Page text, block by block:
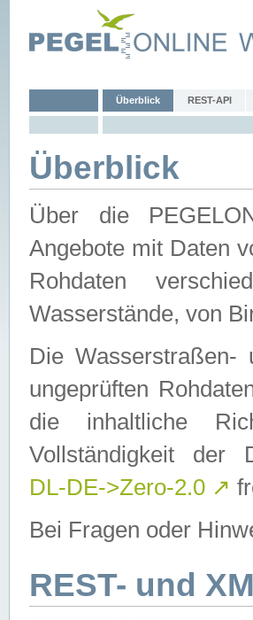
Überblick REST-API
Überblick
Über die
Angebote mit Daten
Rohdaten
Wasserstände, von
Die Wasserstraßen-
ungeprüften
die inhaltliche
Vollständigkeit der
DL-DE->Zero-2.0 ↗
Bei Fragen oder
REST- und